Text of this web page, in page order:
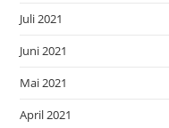
Juli 2021
Juni 2021
Mai 2021
April 2021